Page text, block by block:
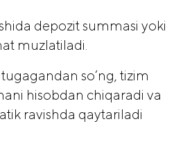
depozit summasi yoki
muzlatiladi.
so‘ng, tizim
hisobdan chiqaradi va
ravishda qaytariladi